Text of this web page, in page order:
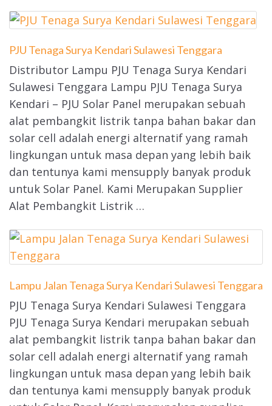
PJU Tenaga Surya Kendari Sulawesi Tenggara
Distributor Lampu PJU Tenaga Surya Kendari
Sulawesi Tenggara Lampu PJU Tenaga Surya
Kendari – PJU Solar Panel merupakan sebuah
alat pembangkit listrik tanpa bahan bakar dan
solar cell adalah energi alternatif yang ramah
lingkungan untuk masa depan yang lebih baik
dan tentunya kami mensupply banyak produk
untuk Solar Panel. Kami Merupakan Supplier
Alat Pembangkit Listrik …
Lampu Jalan Tenaga Surya Kendari Sulawesi Tenggara
PJU Tenaga Surya Kendari Sulawesi Tenggara
PJU Tenaga Surya Kendari merupakan sebuah
alat pembangkit listrik tanpa bahan bakar dan
solar cell adalah energi alternatif yang ramah
lingkungan untuk masa depan yang lebih baik
dan tentunya kami mensupply banyak produk